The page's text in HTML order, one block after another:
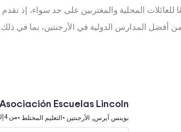
للعائلات المحلية والمغتربين على حد سواء، إذ
المدارس الدولية في الأرجنتين، بما في ذلك
Asociación Escuelas Lincoln
بوينس آيرس, الأرجنتين • التعليم المختلط •من 4